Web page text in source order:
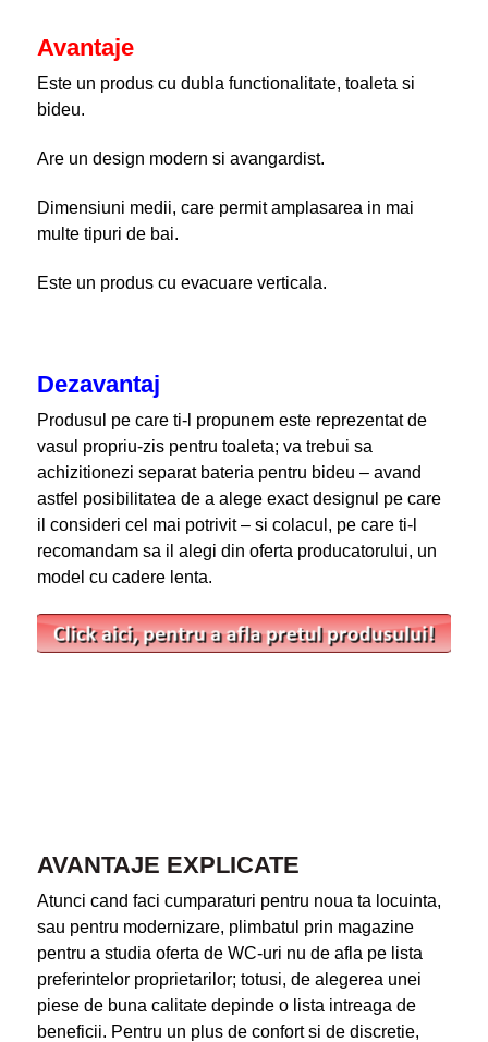
Avantaje
Este un produs cu dubla functionalitate, toaleta si
bideu.
Are un design modern si avangardist.
Dimensiuni medii, care permit amplasarea in mai
multe tipuri de bai.
Este un produs cu evacuare verticala.
Dezavantaj
Produsul pe care ti-l propunem este reprezentat de
vasul propriu-zis pentru toaleta; va trebui sa
achizitionezi separat bateria pentru bideu – avand
astfel posibilitatea de a alege exact designul pe care
il consideri cel mai potrivit – si colacul, pe care ti-l
recomandam sa il alegi din oferta producatorului, un
model cu cadere lenta.
AVANTAJE EXPLICATE
Atunci cand faci cumparaturi pentru noua ta locuinta,
sau pentru modernizare, plimbatul prin magazine
pentru a studia oferta de WC-uri nu de afla pe lista
preferintelor proprietarilor; totusi, de alegerea unei
piese de buna calitate depinde o lista intreaga de
beneficii. Pentru un plus de confort si de discretie,